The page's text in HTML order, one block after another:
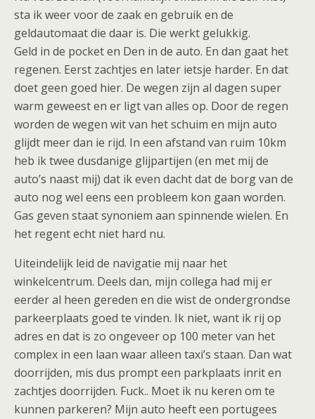
sta ik weer voor de zaak en gebruik en de
geldautomaat die daar is. Die werkt gelukkig.
Geld in de pocket en Den in de auto. En dan gaat het
regenen. Eerst zachtjes en later ietsje harder. En dat
doet geen goed hier. De wegen zijn al dagen super
warm geweest en er ligt van alles op. Door de regen
worden de wegen wit van het schuim en mijn auto
glijdt meer dan ie rijd. In een afstand van ruim 10km
heb ik twee dusdanige glijpartijen (en met mij de
auto’s naast mij) dat ik even dacht dat de borg van de
auto nog wel eens een probleem kon gaan worden.
Gas geven staat synoniem aan spinnende wielen. En
het regent echt niet hard nu.
Uiteindelijk leid de navigatie mij naar het
winkelcentrum. Deels dan, mijn collega had mij er
eerder al heen gereden en die wist de ondergrondse
parkeerplaats goed te vinden. Ik niet, want ik rij op
adres en dat is zo ongeveer op 100 meter van het
complex in een laan waar alleen taxi’s staan. Dan wat
doorrijden, mis dus prompt een parkplaats inrit en
zachtjes doorrijden. Fuck.. Moet ik nu keren om te
kunnen parkeren? Mijn auto heeft een portugees